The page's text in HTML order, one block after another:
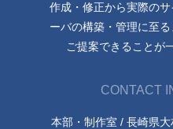
作成・修正から実際の
ーバの構築・管理に至
ご提案できることが
CONTACT
本部・制作室 / 長崎県